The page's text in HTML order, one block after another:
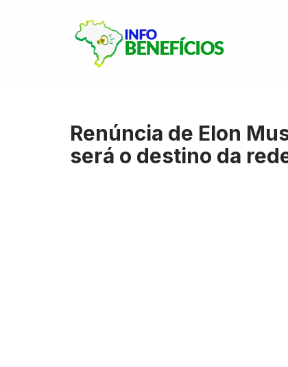
Renúncia de Elon
será o destino da